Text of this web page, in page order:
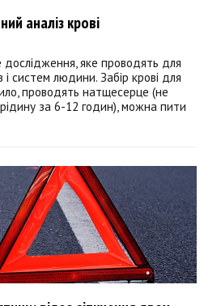
аналіз крові
дослідження, яке проводять для
і систем людини. Забір крові для
проводять натщесерце (не
за 6-12 годин), можна пити